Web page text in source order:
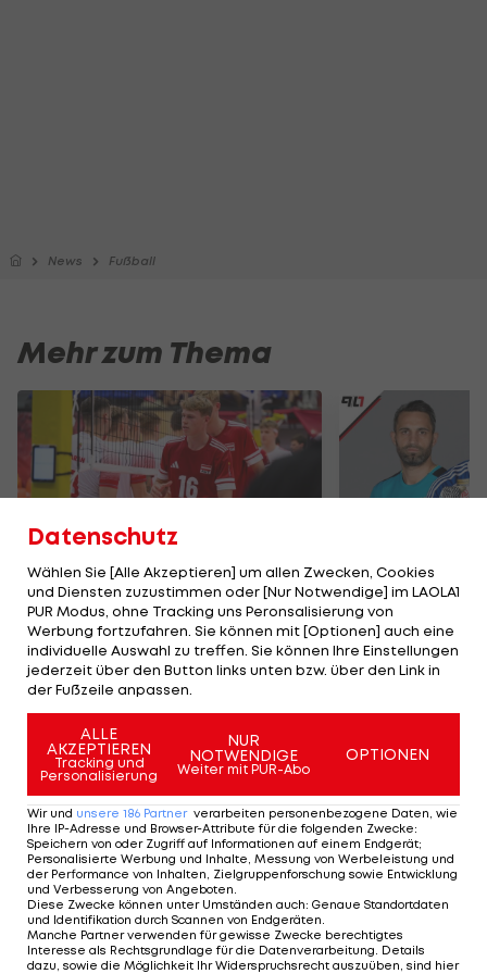
News Fußball
Mehr zum Thema
Karrieresprung! ÖVV-
Teamspieler wechselt
in Topliga
Sport-Mix
Die
Tormänner
Geschichte
Fußball
TEILEN
KOMMENTARE
Datenschutz
Wählen Sie [Alle Akzeptieren] um allen Zwecken, Cookies
und Diensten zuzustimmen oder [Nur Notwendige] im LAOLA1
PUR Modus, ohne Tracking uns Peronsalisierung von
Werbung fortzufahren. Sie können mit [Optionen] auch eine
individuelle Auswahl zu treffen. Sie können Ihre Einstellungen
jederzeit über den Button links unten bzw. über den Link in
der Fußzeile anpassen.
ALLE
AKZEPTIEREN
Tracking und
Personalisierung
NUR
NOTWENDIGE
Weiter mit PUR-Abo
OPTIONEN
Wir und unsere 186 Partner verarbeiten personenbezogene Daten, wie
Ihre IP-Adresse und Browser-Attribute für die folgenden Zwecke:
Speichern von oder Zugriff auf Informationen auf einem Endgerät;
Personalisierte Werbung und Inhalte, Messung von Werbeleistung und
der Performance von Inhalten, Zielgruppenforschung sowie Entwicklung
und Verbesserung von Angeboten.
Diese Zwecke können unter Umständen auch: Genaue Standortdaten
und Identifikation durch Scannen von Endgeräten.
Manche Partner verwenden für gewisse Zwecke berechtigtes
Interesse als Rechtsgrundlage für die Datenverarbeitung. Details
dazu, sowie die Möglichkeit Ihr Widerspruchsrecht auszuüben, sind hier